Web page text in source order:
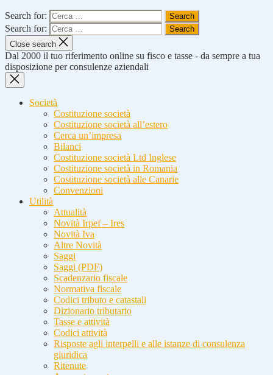
Search for:
Search for:
Close search
Dal 2000 il tuo riferimento online su fisco e tasse - da sempre a tua
disposizione per consulenze aziendali
Società
Costituzione società
Costituzione società all’estero
Cerca un’impresa
Bilanci
Costituzione società Ltd Inglese
Costituzione società in Romania
Costituzione società alle Canarie
Convenzioni
Utilità
Attualità
Novità Irpef – Ires
Novità Iva
Altre Novità
Saggi
Saggi (PDF)
Scadenzario fiscale
Normativa fiscale
Codici tributo e catastali
Dizionario tributario
Tasse e attività
Codici attività
Risposte agli interpelli e alle istanze di consulenza
giuridica
Ritenute